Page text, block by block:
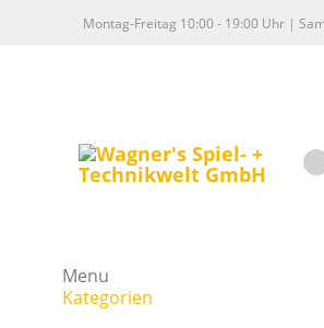
Montag-Freitag 10:00 - 19:00 Uhr |
Menu
Kategorien